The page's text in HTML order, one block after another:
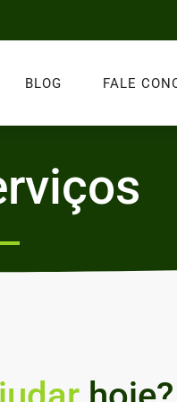
BLOG FALE